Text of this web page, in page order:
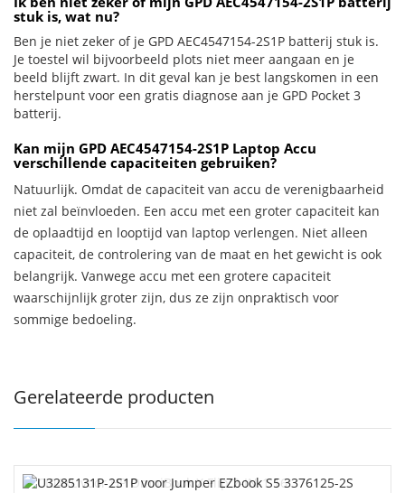
stuk is, wat nu?
Ben je niet zeker of je GPD AEC4547154-2S1P batterij stuk is.
Je toestel wil bijvoorbeeld plots niet meer aangaan en je
beeld blijft zwart. In dit geval kan je best langskomen in een
herstelpunt voor een gratis diagnose aan je GPD Pocket 3
batterij.
Kan mijn GPD AEC4547154-2S1P Laptop Accu
verschillende capaciteiten gebruiken?
Natuurlijk. Omdat de capaciteit van accu de verenigbaarheid
niet zal beïnvloeden. Een accu met een groter capaciteit kan
de oplaadtijd en looptijd van laptop verlengen. Niet alleen
capaciteit, de controlering van de maat en het gewicht is ook
belangrijk. Vanwege accu met een grotere capaciteit
waarschijnlijk groter zijn, dus ze zijn onpraktisch voor
sommige bedoeling.
Gerelateerde producten